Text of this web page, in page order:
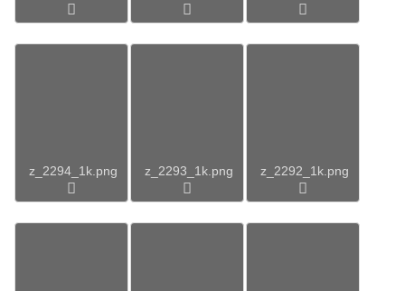
z_2294_1k.png z_2293_1k.png z_2292_1k.png